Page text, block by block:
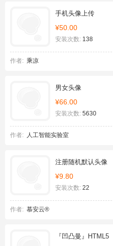
手机头像上传
¥50.00
安装次数: 138
作者: 乘凉
男女头像
¥66.00
安装次数: 5630
作者: 人工智能实验室
注册随机默认头像
¥9.80
安装次数: 22
作者: 慕安云®
『凹凸曼』HTML5